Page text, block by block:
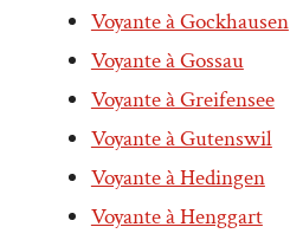
Voyante à Gockhausen
Voyante à Gossau
Voyante à Greifensee
Voyante à Gutenswil
Voyante à Hedingen
Voyante à Henggart